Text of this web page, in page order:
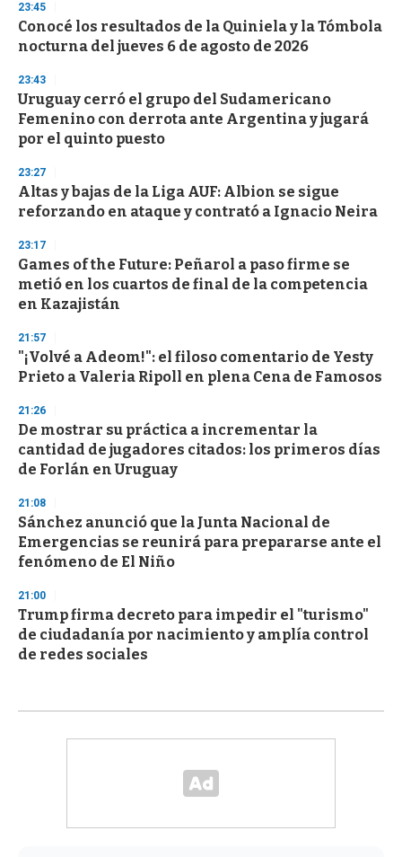
d
s
o
f
3
s
e
c
o
d
s
23:45
Conocé los resultados de la Quiniela y la Tómbola
nocturna del jueves 6 de agosto de 2026
23:43
Uruguay cerró el grupo del Sudamericano
Femenino con derrota ante Argentina y jugará
por el quinto puesto
23:27
Altas y bajas de la Liga AUF: Albion se sigue
reforzando en ataque y contrató a Ignacio Neira
23:17
Games of the Future: Peñarol a paso firme se
metió en los cuartos de final de la competencia
en Kazajistán
21:57
"¡Volvé a Adeom!": el filoso comentario de Yesty
Prieto a Valeria Ripoll en plena Cena de Famosos
21:26
De mostrar su práctica a incrementar la
cantidad de jugadores citados: los primeros días
de Forlán en Uruguay
21:08
Sánchez anunció que la Junta Nacional de
Emergencias se reunirá para prepararse ante el
fenómeno de El Niño
21:00
Trump firma decreto para impedir el "turismo"
de ciudadanía por nacimiento y amplía control
de redes sociales